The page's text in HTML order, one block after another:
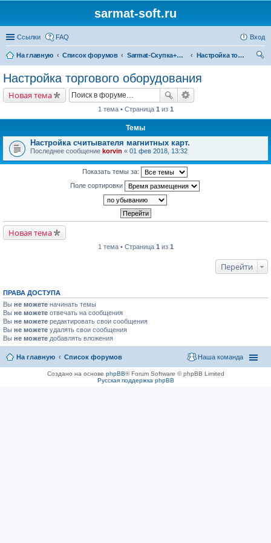
sarmat-soft.ru
Ссылки FAQ Вход
На главную Список форумов Sarmat-Скупка+Магазин
Настройка торгового оборудования
Настройка торгового оборудования
Новая тема
1 тема • Страница 1 из 1
Темы
Настройка считывателя магнитных карт.
Последнее сообщение korvin « 01 фев 2018, 13:32
Показать темы за:
Поле сортировки
Новая тема
1 тема • Страница 1 из 1
Перейти
ПРАВА ДОСТУПА
Вы не можете начинать темы
Вы не можете отвечать на сообщения
Вы не можете редактировать свои сообщения
Вы не можете удалять свои сообщения
Вы не можете добавлять вложения
На главную Список форумов Наша команда
Создано на основе phpBB® Forum Software © phpBB Limited
Русская поддержка phpBB